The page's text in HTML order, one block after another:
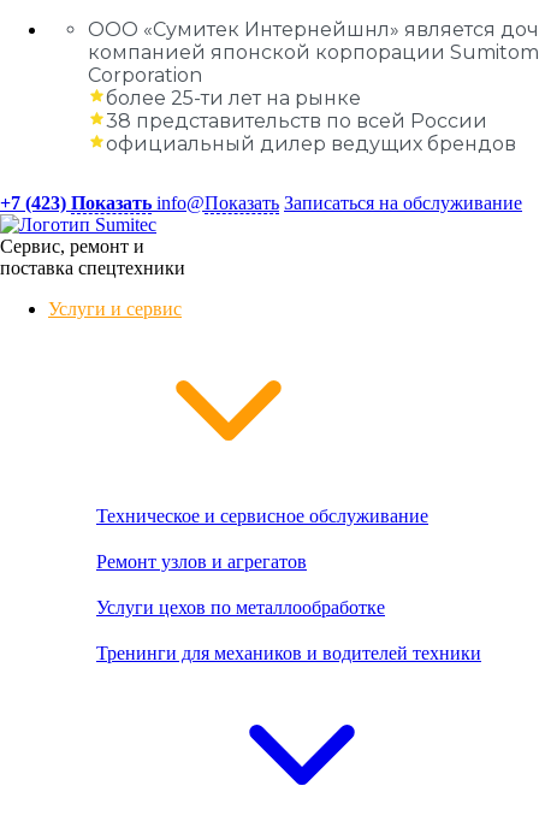
ООО «Сумитек Интернейшнл» является
компанией японской корпорации
Corporation
более 25-ти лет на рынке
38 представительств по всей России
официальный дилер ведущих брендов
+7 (423) Показать info@Показать Записаться на обслуживание
Сервис, ремонт и
поставка спецтехники
Услуги и сервис
Техническое и сервисное обслуживание
Ремонт узлов и агрегатов
Услуги цехов по металлообработке
Тренинги для механиков и водителей техники